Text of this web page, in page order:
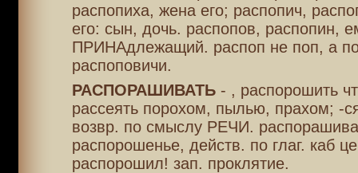
распопиха, жена его; распопич,
его: сын, дочь. распопов, распопин,
ПРИНАдлежащий. распоп не поп, а
распоповичи.
РАСПОРАШИВАТЬ- , распорошить
рассеять порохом, пылью, прахом; -
возвр. по смыслу РЕЧИ.
распорошенье, действ. по глаг. каб
распорошил! зап. проклятие.